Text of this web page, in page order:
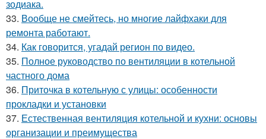
зодиака.
33. Вообще не смейтесь, но многие лайфхаки для
ремонта работают.
34. Как говорится, угадай регион по видео.
35. Полное руководство по вентиляции в котельной
частного дома
36. Приточка в котельную с улицы: особенности
прокладки и установки
37. Естественная вентиляция котельной и кухни: основы
организации и преимущества